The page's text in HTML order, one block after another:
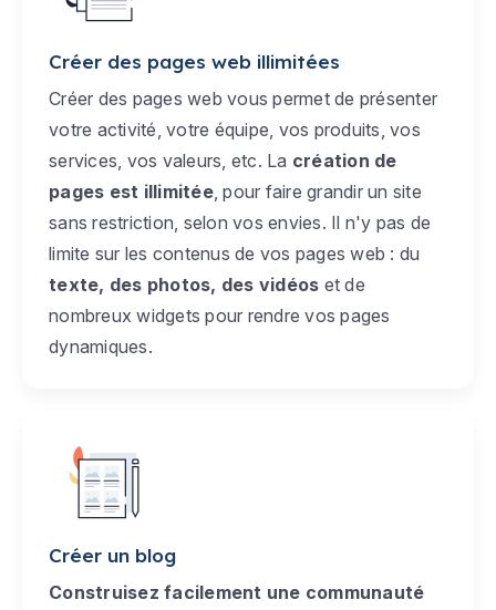
Créer des pages web illimitées
Créer des pages web vous permet de présenter
votre activité, votre équipe, vos produits, vos
services, vos valeurs, etc. La création de
pages est illimitée, pour faire grandir un site
sans restriction, selon vos envies. Il n'y pas de
limite sur les contenus de vos pages web : du
texte, des photos, des vidéos et de
nombreux widgets pour rendre vos pages
dynamiques.
Créer un blog
Construisez facilement une communauté